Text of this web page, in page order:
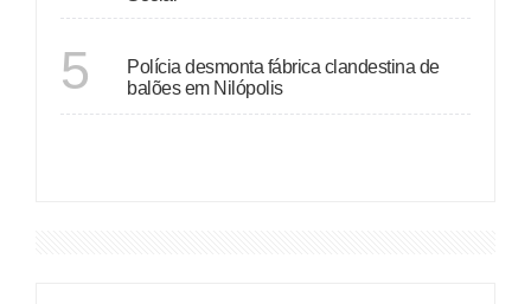
5
Polícia desmonta fábrica clandestina de
balões em Nilópolis